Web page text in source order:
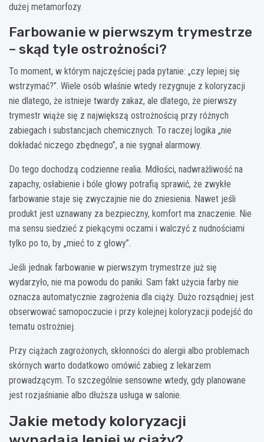
dużej metamorfozy.
Farbowanie w pierwszym trymestrze
– skąd tyle ostrożności?
To moment, w którym najczęściej pada pytanie: „czy lepiej się
wstrzymać?”. Wiele osób właśnie wtedy rezygnuje z koloryzacji
nie dlatego, że istnieje twardy zakaz, ale dlatego, że pierwszy
trymestr wiąże się z największą ostrożnością przy różnych
zabiegach i substancjach chemicznych. To raczej logika „nie
dokładać niczego zbędnego”, a nie sygnał alarmowy.
Do tego dochodzą codzienne realia. Mdłości, nadwrażliwość na
zapachy, osłabienie i bóle głowy potrafią sprawić, że zwykłe
farbowanie staje się zwyczajnie nie do zniesienia. Nawet jeśli
produkt jest uznawany za bezpieczny, komfort ma znaczenie. Nie
ma sensu siedzieć z piekącymi oczami i walczyć z nudnościami
tylko po to, by „mieć to z głowy”.
Jeśli jednak farbowanie w pierwszym trymestrze już się
wydarzyło, nie ma powodu do paniki. Sam fakt użycia farby nie
oznacza automatycznie zagrożenia dla ciąży. Dużo rozsądniej jest
obserwować samopoczucie i przy kolejnej koloryzacji podejść do
tematu ostrożniej.
Przy ciążach zagrożonych, skłonności do alergii albo problemach
skórnych warto dodatkowo omówić zabieg z lekarzem
prowadzącym. To szczególnie sensowne wtedy, gdy planowane
jest rozjaśnianie albo dłuższa usługa w salonie.
Jakie metody koloryzacji